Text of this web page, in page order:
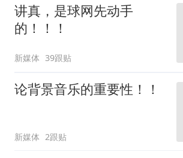
讲真，是球网先动手
的！！！
新媒体 39跟贴
论背景音乐的重要性！！
新媒体 2跟贴